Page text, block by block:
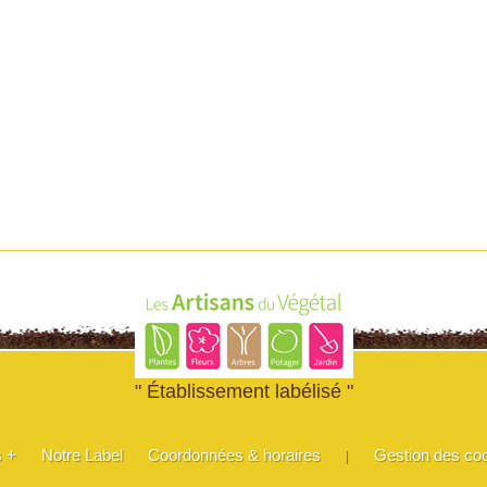
" Établissement labélisé "
+ Notre Label Coordonnées & horaires | Gestion des